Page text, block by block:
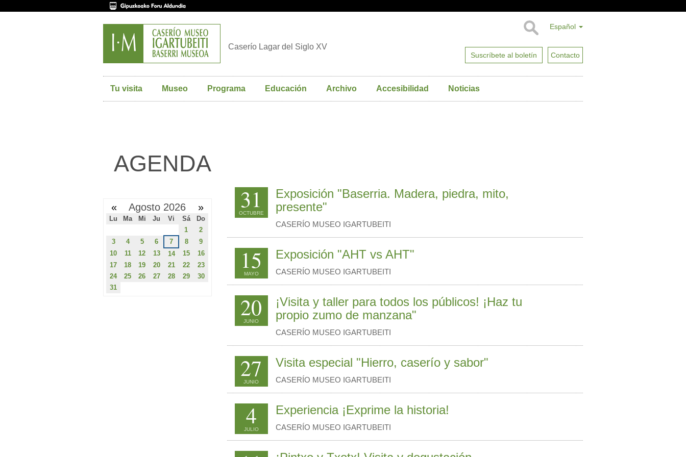
Español
Suscríbete al boletín Contacto
Caserío Lagar del Siglo XV
Tu visita Museo Programa Educación Archivo Accesibilidad Noticias
AGENDA
31
OCTUBRE
Exposición "Baserria. Madera, piedra, mito,
presente"
CASERÍO MUSEO IGARTUBEITI
15
MAYO
Exposición "AHT vs AHT"
CASERÍO MUSEO IGARTUBEITI
20
JUNIO
¡Visita y taller para todos los públicos! ¡Haz tu
propio zumo de manzana"
CASERÍO MUSEO IGARTUBEITI
27
JUNIO
Visita especial "Hierro, caserío y sabor"
CASERÍO MUSEO IGARTUBEITI
4
JULIO
Experiencia ¡Exprime la historia!
CASERÍO MUSEO IGARTUBEITI
« Agosto 2026 »
Lu Ma Mi Ju Vi Sá
Do
1
2
3
4 5 6 7 8
9
10
11 12 13 14 15
16
17
18 19 20 21 22
23
24
25 26 27 28 29
30
31